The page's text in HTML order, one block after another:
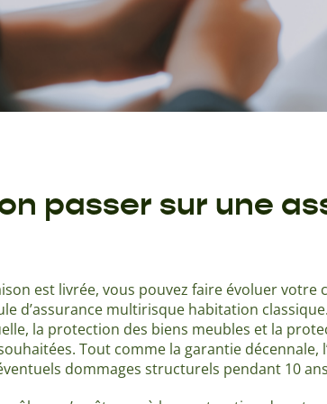
passer sur une
est livrée, vous pouvez faire évoluer votre
d’assurance multirisque habitation
la protection des biens meubles et la
Tout comme la garantie décennale,
dommages structurels pendant 10